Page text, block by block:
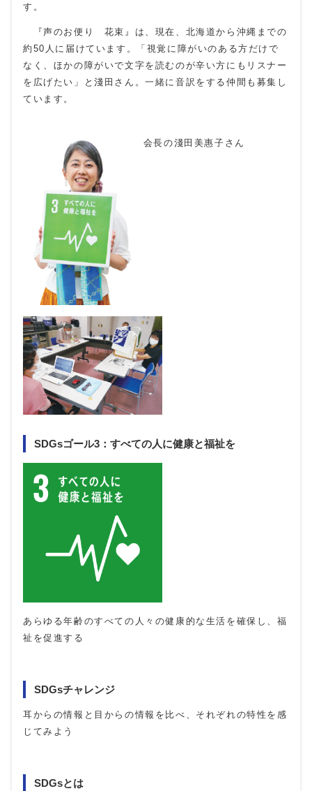
す。
『声のお便り 花束』は、現在、北海道から沖縄までの
約50人に届けています。「視覚に障がいのある方だけで
なく、ほかの障がいで文字を読むのが辛い方にもリスナー
を広げたい」と淺田さん。一緒に音訳をする仲間も募集し
ています。
会長の淺田美惠子さん
SDGsゴール3：すべての人に健康と福祉を
あらゆる年齢のすべての人々の健康的な生活を確保し、福
祉を促進する
SDGsチャレンジ
耳からの情報と目からの情報を比べ、それぞれの特性を感
じてみよう
SDGsとは